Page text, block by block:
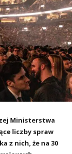
Ministerstwa
liczby spraw
z nich, że na 30